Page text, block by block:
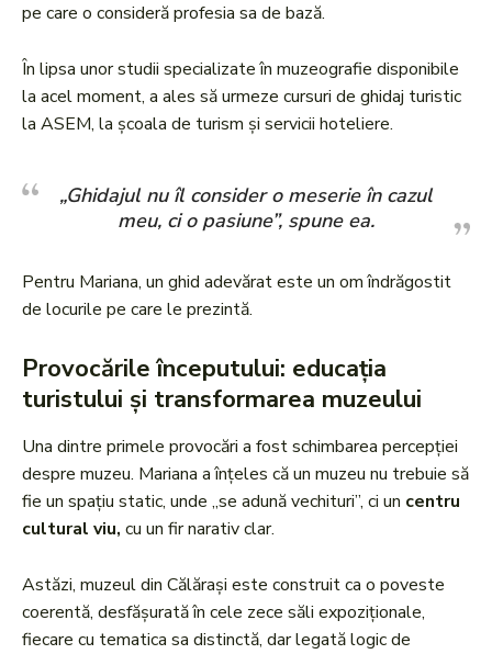
pe care o consideră profesia sa de bază.
În lipsa unor studii specializate în muzeografie disponibile
la acel moment, a ales să urmeze cursuri de ghidaj turistic
la ASEM, la școala de turism și servicii hoteliere.
„Ghidajul nu îl consider o meserie în cazul
meu, ci o pasiune”, spune ea.
Pentru Mariana, un ghid adevărat este un om îndrăgostit
de locurile pe care le prezintă.
Provocările începutului: educația
turistului și transformarea muzeului
Una dintre primele provocări a fost schimbarea percepției
despre muzeu. Mariana a înțeles că un muzeu nu trebuie să
fie un spațiu static, unde „se adună vechituri”, ci un centru
cultural viu, cu un fir narativ clar.
Astăzi, muzeul din Călărași este construit ca o poveste
coerentă, desfășurată în cele zece săli expoziționale,
fiecare cu tematica sa distinctă, dar legată logic de